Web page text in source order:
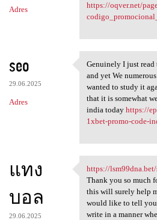
Adres
https://oqver.net/
seo
29.06.2025
Adres
Genuinely I just
Genuinely I just
and yet We
wanted to study it
that it is somewhat
india today https://
1xbet-promo-code-
แทง
บอล
29.06.2025
https://
https://
Thank you so much
this will surely help
would like to tell you
write in a manner